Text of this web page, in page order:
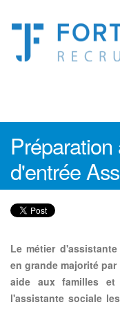
d'entrée
Le métier
en grande majorité
aide aux familles et
l'assistante sociale